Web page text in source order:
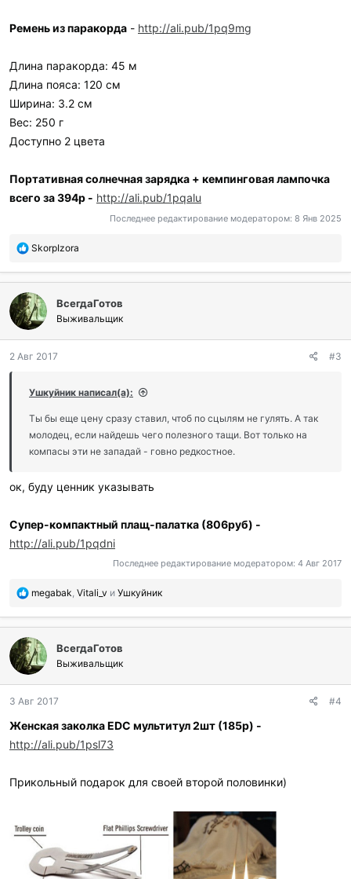
Ремень из паракорда - http://ali.pub/1pq9mg
Длина паракорда: 45 м
Длина пояса: 120 см
Ширина: 3.2 см
Вес: 250 г
Доступно 2 цвета
Портативная солнечная зарядка + кемпинговая лампочка
всего за 394р - http://ali.pub/1pqalu
Последнее редактирование модератором: 8 Янв 2025
П
б
а
г
о
а
и
и
:
SkorpIzora
ВсегдаГотов
Выживальщик
2 Авг 2017 #3
Ушкуйник написал(а):
Ты бы еще цену сразу ставил, чтоб по сцылям не гулять. А так
молодец, если найдешь чего полезного тащи. Вот только на
компасы эти не западай - говно редкостное.
ок, буду ценник указывать
Супер-компактный плащ-палатка (806руб) -
http://ali.pub/1pqdni
Последнее редактирование модератором: 4 Авг 2017
П
б
л
а
г
о
а
и
л
megabak, Vitali_v и Ушкуйник
ВсегдаГотов
Выживальщик
3 Авг 2017 #4
Женская заколка EDC мультитул 2шт (185р) -
http://ali.pub/1psl73
Прикольный подарок для своей второй половинки)